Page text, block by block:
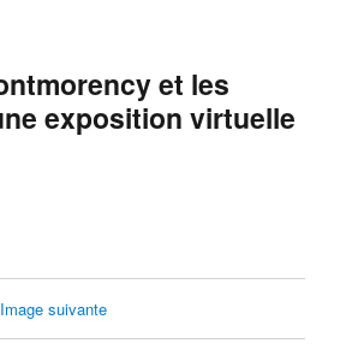
et les
exposition virtuelle
Image suivante